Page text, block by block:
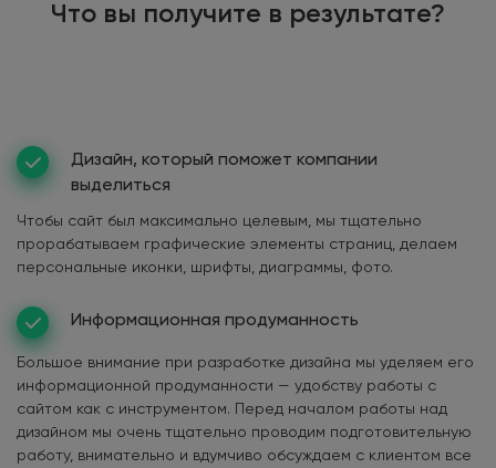
Что вы получите в результате?
Дизайн, который поможет компании
выделиться
Чтобы сайт был максимально целевым, мы тщательно
прорабатываем графические элементы страниц, делаем
персональные иконки, шрифты, диаграммы, фото.
Информационная продуманность
Большое внимание при разработке дизайна мы уделяем его
информационной продуманности — удобству работы с
сайтом как с инструментом. Перед началом работы над
дизайном мы очень тщательно проводим подготовительную
работу, внимательно и вдумчиво обсуждаем с клиентом все